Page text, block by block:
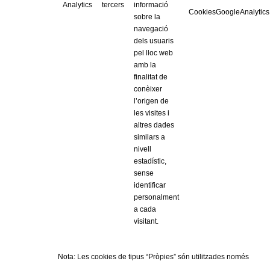
Analytics
tercers
informació
sobre la
navegació
dels usuaris
pel lloc web
amb la
finalitat de
conèixer
l’origen de
les visites i
altres dades
similars a
nivell
estadístic,
sense
identificar
personalment
a cada
visitant.
CookiesGoogleAnalytics
Nota: Les cookies de tipus “Pròpies” són utilitzades només